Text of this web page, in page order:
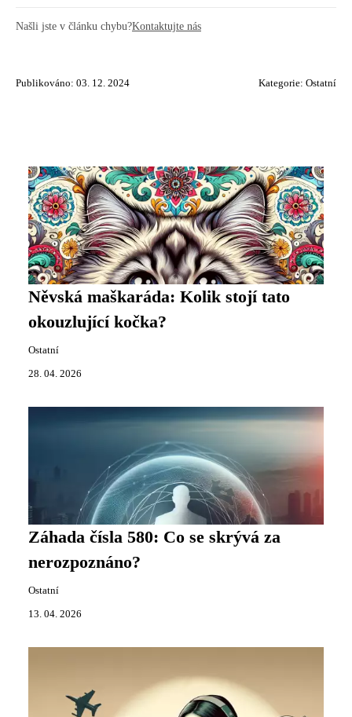
Našli jste v článku chybu?Kontaktujte nás
Publikováno: 03. 12. 2024 Kategorie: Ostatní
Něvská maškaráda: Kolik stojí tato
okouzlující kočka?
Ostatní
28. 04. 2026
Záhada čísla 580: Co se skrývá za
nerozpoznáno?
Ostatní
13. 04. 2026